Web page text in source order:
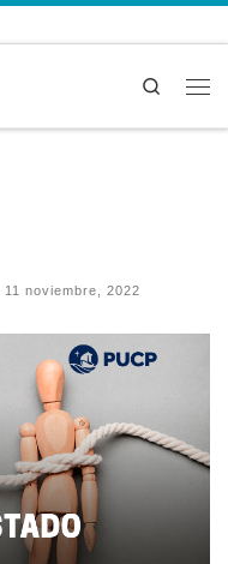
Search
11 noviembre, 2022